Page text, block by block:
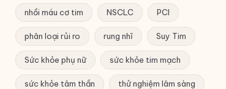
nhồi máu cơ tim NSCLC PCI
phân loại rủi ro rung nhĩ Suy Tim
Sức khỏe phụ nữ sức khỏe tim mạch
sức khỏe tâm thần thử nghiệm lâm sàng